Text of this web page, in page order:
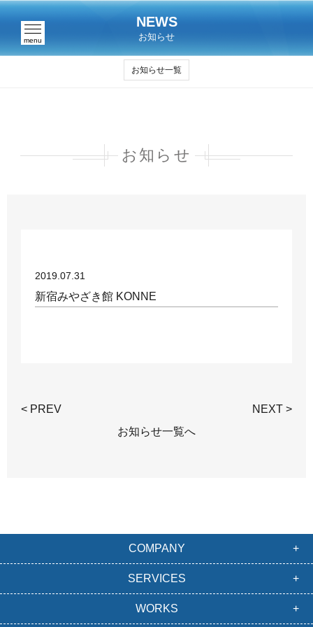
menu
NEWS
お知らせ
お知らせ一覧
お知らせ
2019.07.31
新宿みやざき館 KONNE
< PREV
NEXT >
お知らせ一覧へ
COMPANY
SERVICES
WORKS